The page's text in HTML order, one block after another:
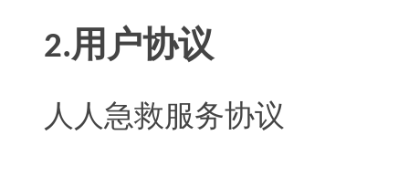
2.用户协议
人人急救服务协议